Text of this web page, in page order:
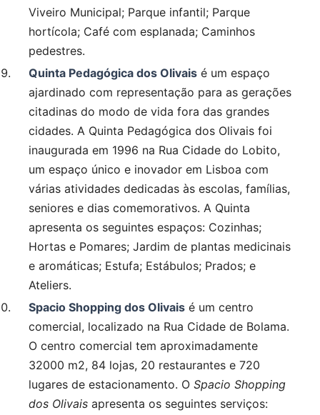
Viveiro Municipal; Parque infantil; Parque
hortícola; Café com esplanada; Caminhos
pedestres.
Quinta Pedagógica dos Olivais é um espaço
ajardinado com representação para as gerações
citadinas do modo de vida fora das grandes
cidades. A Quinta Pedagógica dos Olivais foi
inaugurada em 1996 na Rua Cidade do Lobito,
um espaço único e inovador em Lisboa com
várias atividades dedicadas às escolas, famílias,
seniores e dias comemorativos. A Quinta
apresenta os seguintes espaços: Cozinhas;
Hortas e Pomares; Jardim de plantas medicinais
e aromáticas; Estufa; Estábulos; Prados; e
Ateliers.
Spacio Shopping dos Olivais é um centro
comercial, localizado na Rua Cidade de Bolama.
O centro comercial tem aproximadamente
32000 m2, 84 lojas, 20 restaurantes e 720
lugares de estacionamento. O Spacio Shopping
dos Olivais apresenta os seguintes serviços: